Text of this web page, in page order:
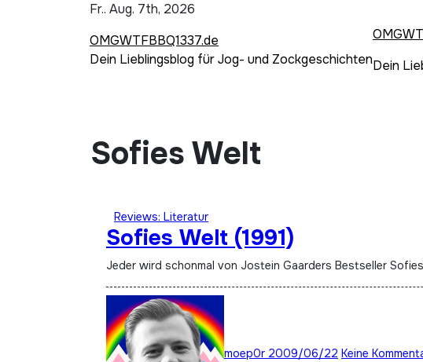
Fr.. Aug. 7th, 2026
OMGWTFBBQ1337.de
Dein Lieblingsblog für Jog- und ZockgeschichtenDein
Sofies Welt
Reviews: Literatur
Sofies Welt (1991)
Jeder wird schonmal von Jostein Gaarders Bestseller
moep0r 2009/06/22 Keine